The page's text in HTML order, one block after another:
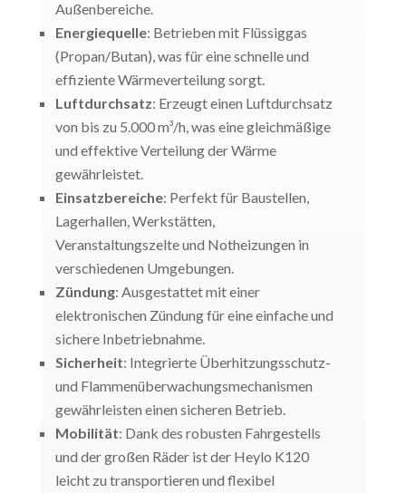
Außenbereiche.
Energiequelle: Betrieben mit Flüssiggas
(Propan/Butan), was für eine schnelle und
effiziente Wärmeverteilung sorgt.
Luftdurchsatz: Erzeugt einen Luftdurchsatz
von bis zu 5.000 m³/h, was eine gleichmäßige
und effektive Verteilung der Wärme
gewährleistet.
Einsatzbereiche: Perfekt für Baustellen,
Lagerhallen, Werkstätten,
Veranstaltungszelte und Notheizungen in
verschiedenen Umgebungen.
Zündung: Ausgestattet mit einer
elektronischen Zündung für eine einfache und
sichere Inbetriebnahme.
Sicherheit: Integrierte Überhitzungsschutz-
und Flammenüberwachungsmechanismen
gewährleisten einen sicheren Betrieb.
Mobilität: Dank des robusten Fahrgestells
und der großen Räder ist der Heylo K120
leicht zu transportieren und flexibel